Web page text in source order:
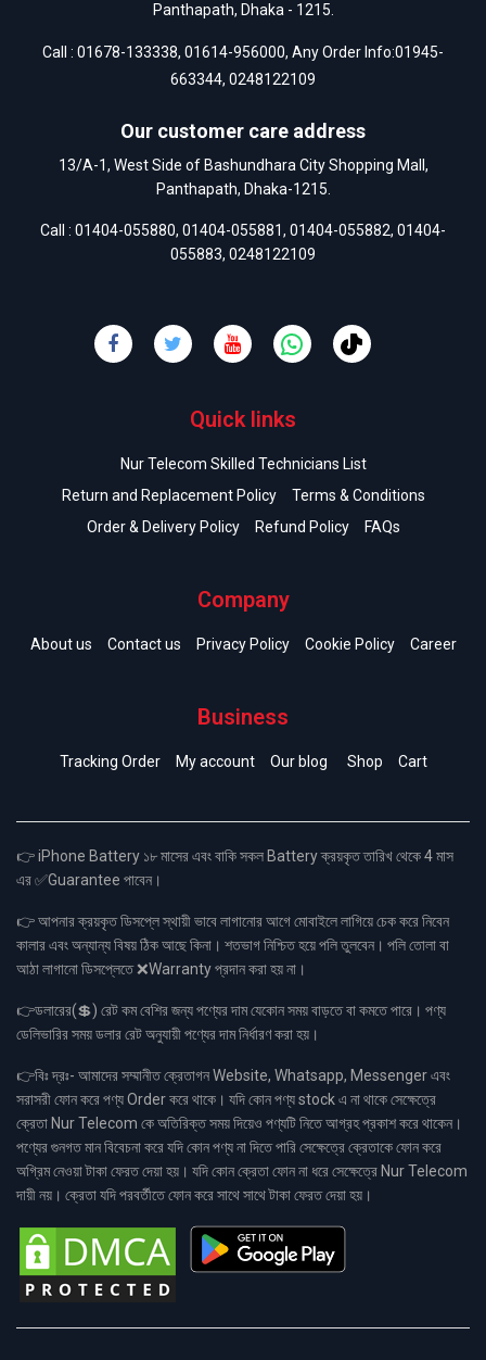
Panthapath, Dhaka - 1215.
Call : 01678-133338, 01614-956000, Any Order Info:01945-
663344, 0248122109
Our customer care address
13/A-1, West Side of Bashundhara City Shopping Mall,
Panthapath, Dhaka-1215.
Call : 01404-055880, 01404-055881, 01404-055882, 01404-
055883, 0248122109
Quick links
Nur Telecom Skilled Technicians List
Return and Replacement Policy
Terms & Conditions
Order & Delivery Policy
Refund Policy FAQs
Company
About us Contact us Privacy Policy Cookie Policy Career
Business
Tracking Order My account Our blog Shop Cart
👉 iPhone Battery ১৮ মাসের এবং বাকি সকল Battery ক্রয়কৃত তারিখ থেকে 4 মাস
এর ✅Guarantee পাবেন।
👉 আপনার ক্রয়কৃত ডিসপ্লে স্থায়ী ভাবে লাগানোর আগে মোবাইলে লাগিয়ে চেক করে নিবেন
কালার এবং অন্যান্য বিষয় ঠিক আছে কিনা। শতভাগ নিশ্চিত হয়ে পলি তুলবেন। পলি তোলা বা
আঠা লাগানো ডিসপ্লেতে ❌Warranty প্রদান করা হয় না।
👉ডলারের(💲) রেট কম বেশির জন্য পণ্যের দাম যেকোন সময় বাড়তে বা কমতে পারে। পণ্য
ডেলিভারির সময় ডলার রেট অনুযায়ী পণ্যের দাম নির্ধারণ করা হয়।
👉বিঃ দ্রঃ- আমাদের সম্মানীত ক্রেতাগন Website, Whatsapp, Messenger এবং
সরাসরী ফোন করে পণ্য Order করে থাকে। যদি কোন পণ্য stock এ না থাকে সেক্ষেত্রে
ক্রেতা Nur Telecom কে অতিরিক্ত সময় দিয়েও পণ্যটি নিতে আগ্রহ প্রকাশ করে থাকেন।
পণ্যের গুনগত মান বিবেচনা করে যদি কোন পণ্য না দিতে পারি সেক্ষেত্রে ক্রেতাকে ফোন করে
অগ্রিম নেওয়া টাকা ফেরত দেয়া হয়। যদি কোন ক্রেতা ফোন না ধরে সেক্ষেত্রে Nur Telecom
দায়ী নয়। ক্রেতা যদি পরবর্তীতে ফোন করে সাথে সাথে টাকা ফেরত দেয়া হয়।